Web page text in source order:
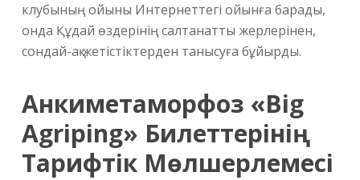
клубының ойыны Интернеттегі ойынға барады,
онда Құдай өздерінің салтанатты жерлерінен,
сондай-ақ жетістіктерден танысуға бұйырды.
Анкиметаморфоз «Big
Agriping» Билеттерінің
Тарифтік Мөлшерлемесі